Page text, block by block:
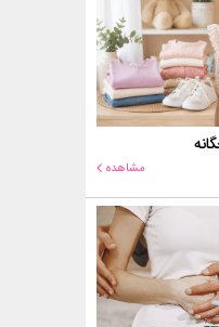
مشاهده